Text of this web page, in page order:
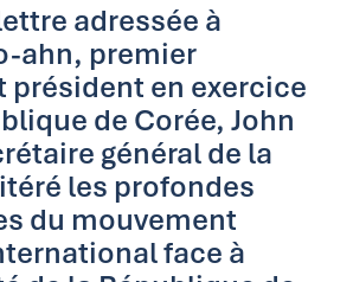
adressée à
ahn, premier
président en exercice
de Corée, John
général de la
les profondes
du mouvement
face à